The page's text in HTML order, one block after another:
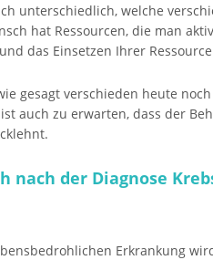
unterschiedlich, welche
hat Ressourcen, die man
das Einsetzen Ihrer
gesagt verschieden heute
auch zu erwarten, dass der
nach der Diagnose
Erkrankung